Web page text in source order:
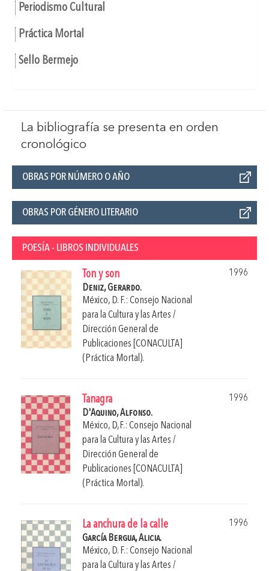
Periodismo Cultural
Práctica Mortal
Sello Bermejo
La bibliografía se presenta en orden
cronológico
OBRAS POR NÚMERO O AÑO
OBRAS POR GÉNERO LITERARIO
POESÍA - LIBROS INDIVIDUALES
Ton y son
1996
Deniz, Gerardo.
México, D. F.: Consejo Nacional
para la Cultura y las Artes /
Dirección General de
Publicaciones [CONACULTA]
(Práctica Mortal).
Tanagra
1996
D'Aquino, Alfonso.
México, D,F.: Consejo Nacional
para la Cultura y las Artes /
Dirección General de
Publicaciones [CONACULTA]
(Práctica Mortal).
La anchura de la calle
1996
García Bergua, Alicia.
México, D. F.: Consejo Nacional
para la Cultura y las Artes /